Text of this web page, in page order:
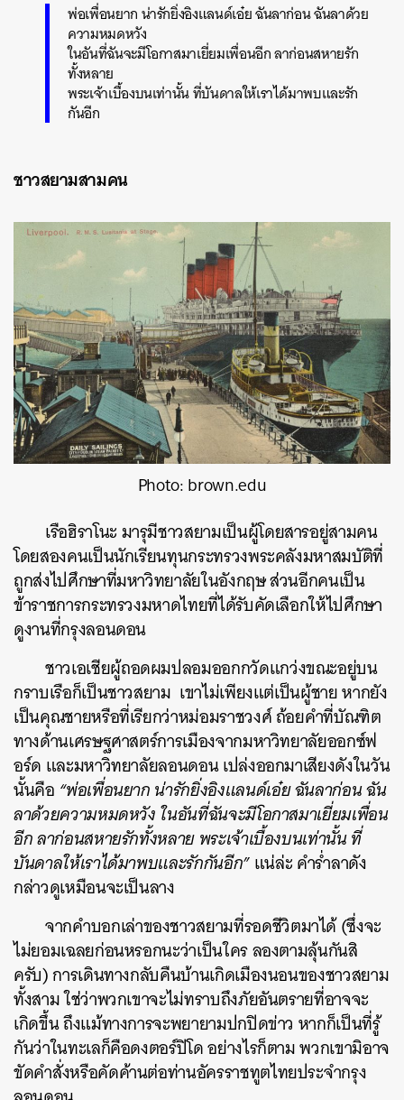
พ่อเพื่อนยาก น่ารักยิ่งอิงแลนด์เอ๋ย ฉันลาก่อน ฉันลาด้วย
ความหมดหวัง
ในอันที่ฉันจะมีโอกาสมาเยี่ยมเพื่อนอีก ลาก่อนสหายรัก
ทั้งหลาย
พระเจ้าเบื้องบนเท่านั้น ที่บันดาลให้เราได้มาพบและรัก
กันอีก
ชาวสยามสามคน
Photo: brown.edu
เรือฮิราโนะ มารุมีชาวสยามเป็นผู้โดยสารอยู่สามคน
โดยสองคนเป็นนักเรียนทุนกระทรวงพระคลังมหาสมบัติที่
ถูกส่งไปศึกษาที่มหาวิทยาลัยในอังกฤษ ส่วนอีกคนเป็น
ข้าราชการกระทรวงมหาดไทยที่ได้รับคัดเลือกให้ไปศึกษา
ดูงานที่กรุงลอนดอน
ชาวเอเชียผู้ถอดผมปลอมออกกวัดแกว่งขณะอยู่บน
กราบเรือก็เป็นชาวสยาม เขาไม่เพียงแต่เป็นผู้ชาย หากยัง
เป็นคุณชายหรือที่เรียกว่าหม่อมราชวงศ์ ถ้อยคำที่บัณฑิต
ทางด้านเศรษฐศาสตร์การเมืองจากมหาวิทยาลัยออกซ์ฟ
อร์ด และมหาวิทยาลัยลอนดอน เปล่งออกมาเสียงดังในวัน
นั้นคือ “พ่อเพื่อนยาก น่ารักยิ่งอิงแลนด์เอ๋ย ฉันลาก่อน ฉัน
ลาด้วยความหมดหวัง ในอันที่ฉันจะมีโอกาสมาเยี่ยมเพื่อน
อีก ลาก่อนสหายรักทั้งหลาย พระเจ้าเบื้องบนเท่านั้น ที่
บันดาลให้เราได้มาพบและรักกันอีก”แน่ล่ะ คำร่ำลาดัง
กล่าวดูเหมือนจะเป็นลาง
จากคำบอกเล่าของชาวสยามที่รอดชีวิตมาได้ (ซึ่งจะ
ไม่ยอมเฉลยก่อนหรอกนะว่าเป็นใคร ลองตามลุ้นกันสิ
ครับ) การเดินทางกลับคืนบ้านเกิดเมืองนอนของชาวสยาม
ทั้งสาม ใช่ว่าพวกเขาจะไม่ทราบถึงภัยอันตรายที่อาจจะ
เกิดขึ้น ถึงแม้ทางการจะพยายามปกปิดข่าว หากก็เป็นที่รู้
กันว่าในทะเลก็คือดงตอร์ปิโด อย่างไรก็ตาม พวกเขามิอาจ
ขัดคำสั่งหรือคัดค้านต่อท่านอัครราชทูตไทยประจำกรุง